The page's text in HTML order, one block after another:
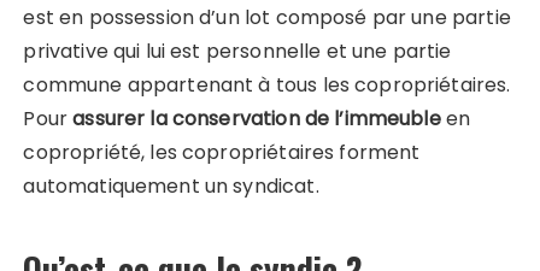
est en possession d’un lot composé par une partie
privative qui lui est personnelle et une partie
commune appartenant à tous les copropriétaires.
Pourassurer la conservation de l’immeubleen
copropriété, les copropriétaires forment
automatiquement un syndicat.